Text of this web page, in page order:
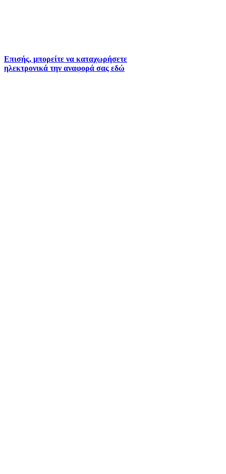
Επισής, μπορείτε να καταχωρήσετε
ηλεκτρονικά την αναφορά σας εδώ